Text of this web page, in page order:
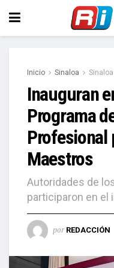
Inicio Sinaloa
Inauguran
Programa
Profesional
Maestros
Autoridades de
participaron en el
por REDACCIÓN